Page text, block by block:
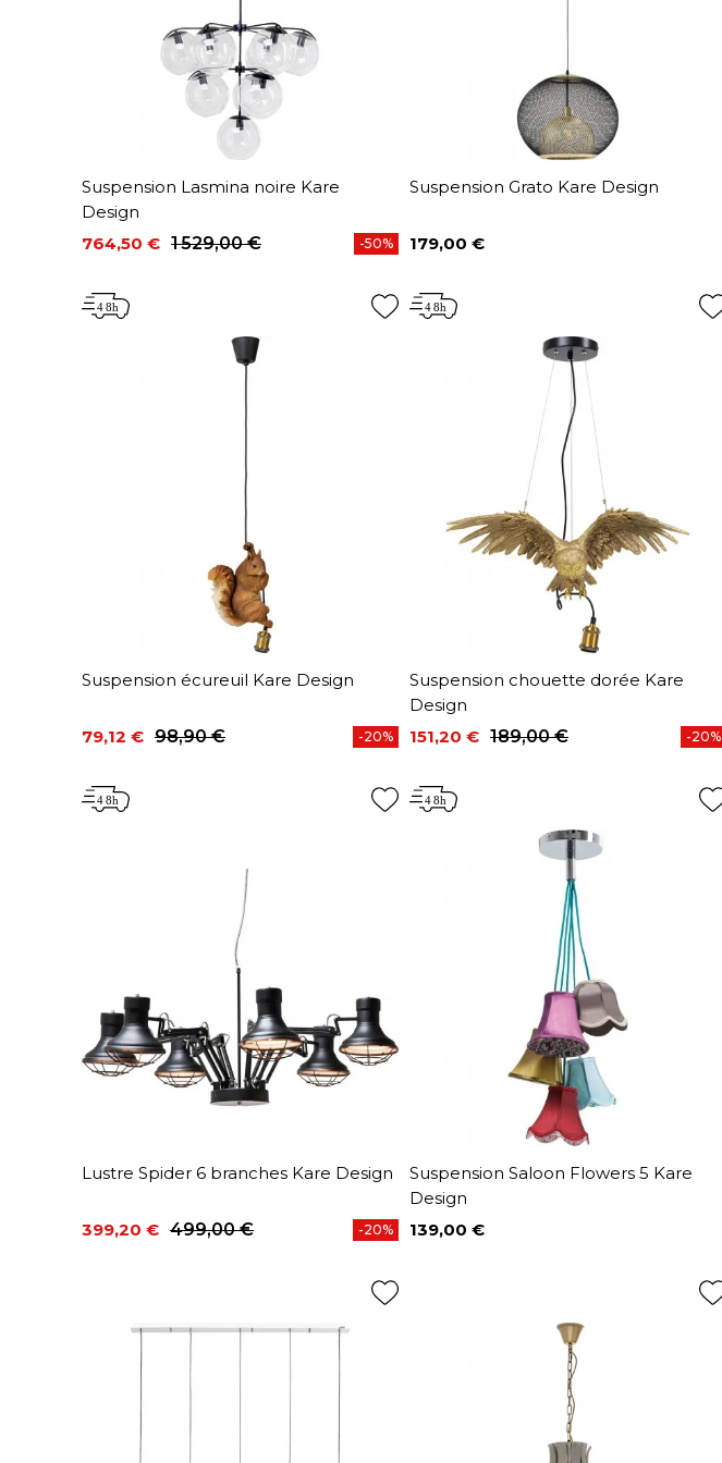
Suspension Lasmina noire Kare
Design
Prix
764,50 €
Prix de base1 529,00 € -50%
Suspension Grato Kare Design
Prix
179,00 €
Suspension écureuil Kare Design
Prix
79,12 €
Prix de base
98,90 € -20%
Suspension chouette dorée Kare
Design
Prix
151,20 €
Prix de base189,00 € -20%
Lustre Spider 6 branches Kare Design
Prix
399,20 €
Prix de base499,00 € -20%
Suspension Saloon Flowers 5 Kare
Design
Prix
139,00 €